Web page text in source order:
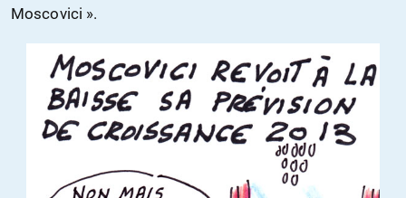
Moscovici ».